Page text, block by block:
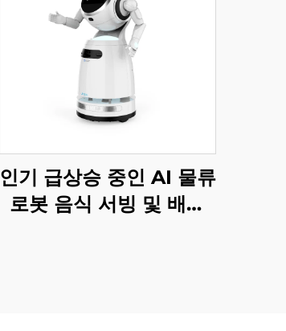
인기 급상승 중인 AI 물류
로봇 음식 서빙 및 배송